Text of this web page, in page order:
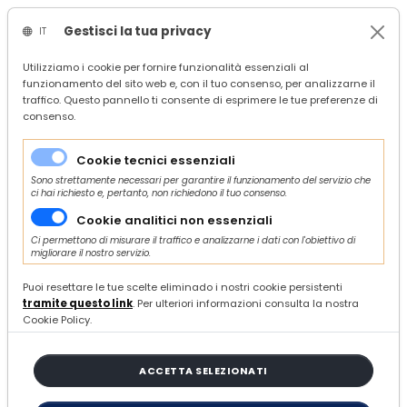
/ Confindustria Ascoli Piceno
/ News
/ Confindustria
Bollini di Qualità Alternanza e per le imprese che sostengono gli ITS
Di Piergiorgio Crincoli
Bollini di Qualità Alternanza e
per le imprese che sostengono
gli ITS
Confindustria certifica i percorsi di
IT Gestisci la tua privacy
Utilizziamo i cookie per fornire funzionalità essenziali al
funzionamento del sito web e, con il tuo consenso, per analizzarne il
traffico. Questo pannello ti consente di esprimere le tue preferenze di
consenso.
Cookie tecnici essenziali
Sono strettamente necessari per garantire il funzionamento del servizio che
ci hai richiesto e, pertanto, non richiedono il tuo consenso.
Cookie analitici non essenziali
Ci permettono di misurare il traffico e analizzarne i dati con l'obiettivo di
migliorare il nostro servizio.
Puoi resettare le tue scelte eliminado i nostri cookie persistenti
tramite questo link. Per ulteriori informazioni consulta la nostra
Cookie Policy.
ACCETTA SELEZIONATI